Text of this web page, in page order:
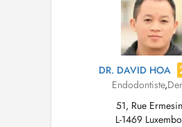
DR. DAVID HOA
Endodontiste,
51, Rue
L-1469